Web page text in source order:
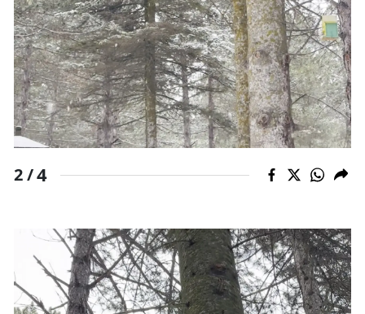
Malatya
Manisa
Kahramanmaraş
Mardin
Nevşehir
Niğde
Ordu
2 /4